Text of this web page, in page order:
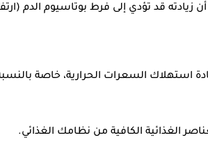
قد تؤدي إلى فرط بوتاسيوم الدم
السعرات الحرارية، خاصة
الغذائية الكافية من نظامك الغذائي.